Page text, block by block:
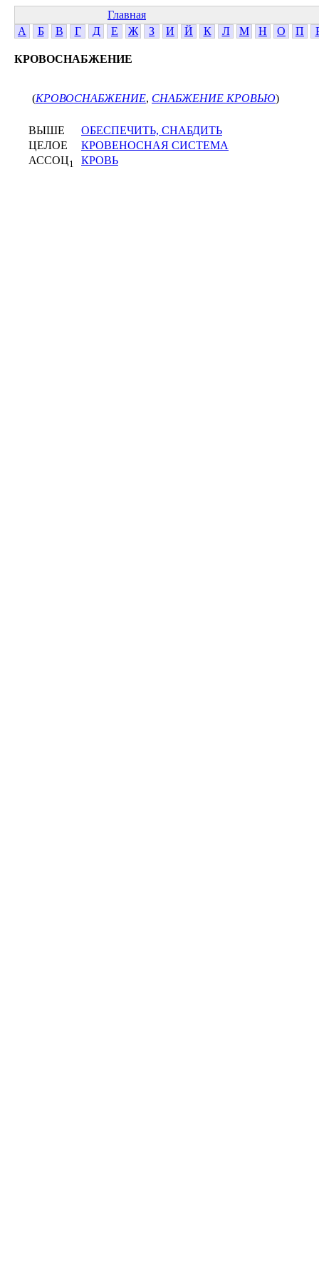
Главная
А
Б В Г Д Е Ж З И Й К Л М Н О П
КРОВОСНАБЖЕНИЕ
(КРОВОСНАБЖЕНИЕ, СНАБЖЕНИЕ КРОВЬЮ)
ВЫШЕ
ОБЕСПЕЧИТЬ, СНАБДИТЬ
ЦЕЛОЕ
КРОВЕНОСНАЯ СИСТЕМА
АССОЦ1 КРОВЬ